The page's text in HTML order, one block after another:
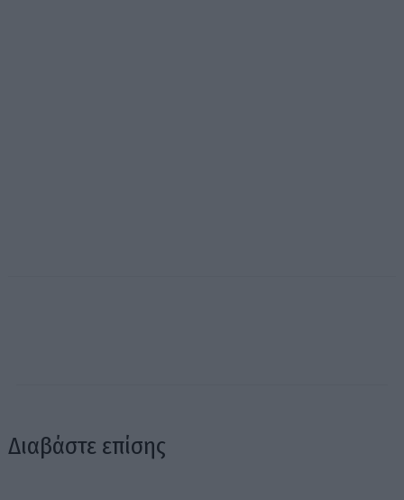
Διαβάστε επίσης